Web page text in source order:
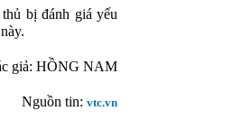
bị đánh giá yếu
giả: HỒNG NAM
Nguồn tin: vtc.vn